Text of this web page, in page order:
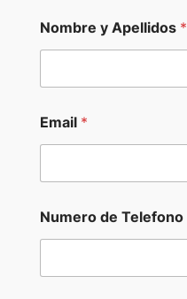
Nombre y Apellidos *
Email *
Numero de Telefono